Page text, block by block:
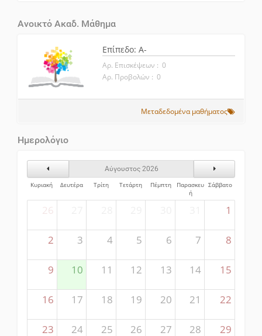
Ανοικτό Ακαδ. Μάθημα
Επίπεδο: A-
Αρ. Επισκέψεων : 0
Αρ. Προβολών : 0
Μεταδεδομένα μαθήματος
Ημερολόγιο
Προηγούμενος ΜήναςΑύγουστος 2026
Επόμενος
Κυριακή
Δευτέρα Τρίτη Τετάρτη Πέμπτη
Παρασκευ
ή
Σάββατο
26 1
2 3 4 5 6 7 8
9 10 11 12 13 14 15
16 17 18 19 20 21 22
23 24 25 26 27 28 29